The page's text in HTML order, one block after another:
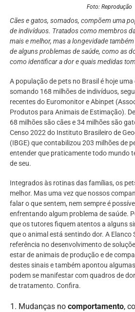
Foto: Reprodução
Cães e gatos, somados, compõem uma
de indivíduos. Tratados como membros
mais e melhor, mas a longevidade
de alguns problemas de saúde, como as
como identificar a dor e quais medidas
A população de pets no Brasil é hoje
somando 168 milhões de indivíduos,
recentes do Euromonitor e Abinpet
Produtos para Animais de Estimação).
68 milhões são cães e 34 milhões são
Censo 2022 do Instituto Brasileiro de
(IBGE) que contabilizou 203 milhões de
entender que praticamente todo mundo
de seu.
Integrados às rotinas das famílias, os
melhor. Mas uma vez que nossos
falar o que sentem, nem sempre é
enfrentando algum problema de saúde.
que os tutores fiquem atentos a alguns
que o animal está sentindo dor. A Elanco
referência no desenvolvimento de
estar de animais de produção e de
destes sinais e também apontou
podem se manifestar com quadros de
de tratamento. Confira.
Mudanças no comportamento,